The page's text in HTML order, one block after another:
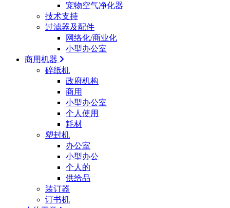
宠物空气净化器
技术支持
过滤器及配件
网络化/商业化
小型办公室
商用机器
碎纸机
政府机构
商用
小型办公室
个人使用
耗材
塑封机
办公室
小型办公
个人的
供给品
装订器
订书机